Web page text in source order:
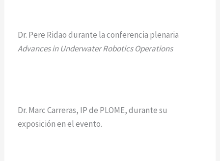
Dr. Pere Ridao durante la conferencia plenaria
Advances in Underwater Robotics Operations
Dr. Marc Carreras, IP de PLOME, durante su
exposición en el evento.